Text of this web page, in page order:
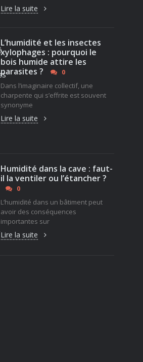
Lire la suite
L’humidité et les insectes
xylophages : pourquoi le
bois humide attire les
parasites ?
0
Dans l’imaginaire collectif, une
charpente qui s’effrite est souvent
synonyme
Lire la suite
Humidité dans la cave : faut-
il la ventiler ou l’étancher ?
0
L’humidité dans un bâtiment peut
avoir des conséquences
importantes sur
Lire la suite